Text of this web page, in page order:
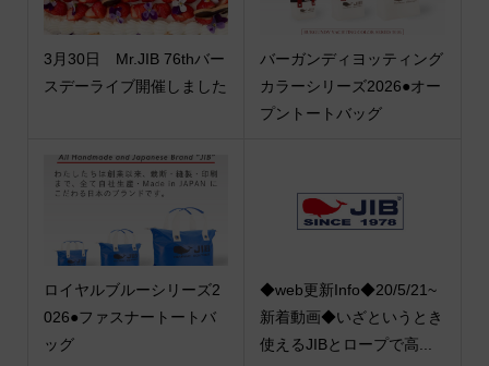
3月30日 Mr.JIB 76thバー
スデーライブ開催しました
バーガンディヨッティング
カラーシリーズ2026●オー
プントートバッグ
ロイヤルブルーシリーズ2
026●ファスナートートバ
ッグ
◆web更新Info◆20/5/21~
新着動画◆いざというとき
使えるJIBとロープで高...